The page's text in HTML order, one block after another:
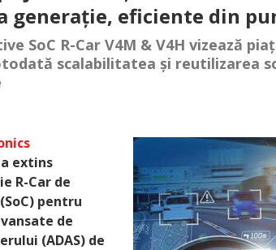
generație, eficiente din
SoC R-Car V4M & V4H vizează
scalabilitatea și reutilizarea
extins
R-Car de
pentru
de
(ADAS) de